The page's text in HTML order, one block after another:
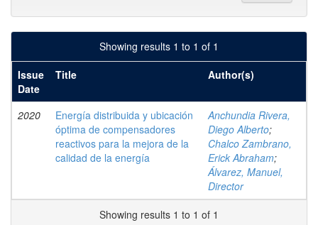
Showing results 1 to 1 of 1
Issue
Date
Title Author(s)
2020
Energía distribuida y ubicación
óptima de compensadores
reactivos para la mejora de la
calidad de la energía
Anchundia Rivera,
Diego Alberto;
Chalco Zambrano,
Erick Abraham;
Álvarez, Manuel,
Director
Showing results 1 to 1 of 1